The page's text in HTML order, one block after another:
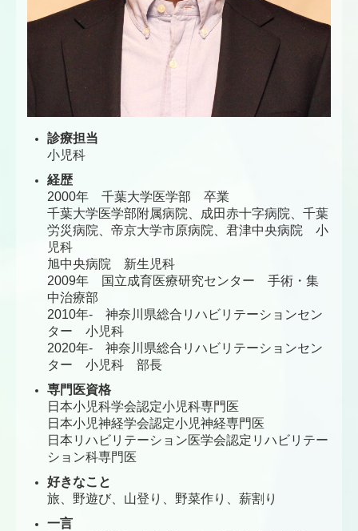
診療担当
小児科
経歴
2000年 千葉大学医学部 卒業
千葉大学医学部附属病院、成田赤十字病院、千葉
労災病院、帝京大学市原病院、君津中央病院 小
児科
旭中央病院 新生児科
2009年 国立成育医療研究センター 手術・集
中治療部
2010年‐ 神奈川県総合リハビリテーションセン
ター 小児科
2020年‐ 神奈川県総合リハビリテーションセン
ター 小児科 部長
専門医資格
日本小児科学会認定小児科専門医
日本小児神経学会認定小児神経専門医
日本リハビリテーション医学会認定リハビリテー
ション科専門医
好きなこと
旅、野遊び、山登り、野菜作り、薪割り
一言